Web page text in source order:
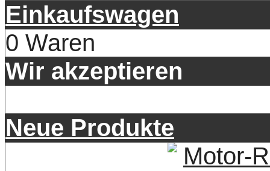
Einkaufswagen
0 Waren
Wir akzeptieren
Neue Produkte